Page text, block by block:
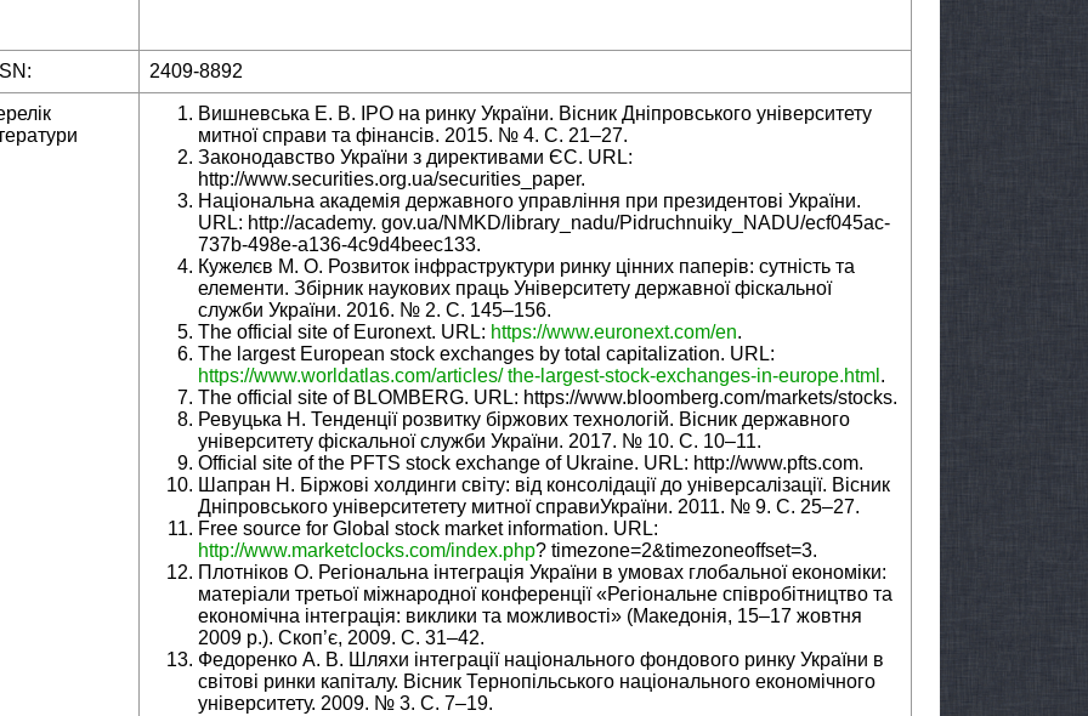
2409-8892
Вишневська Е. В. IPO на ринку України. Вісник Дніпровського університету
митної справи та фінансів. 2015. № 4. С. 21–27.
Законодавство України з директивами ЄС. URL:
http://www.securities.org.ua/securities_paper.
Національна академія державного управління при президентові України.
URL: http://academy. gov.ua/NMKD/library_nadu/Pidruchnuiky_NADU/ecf045ac-
737b-498e-a136-4c9d4beec133.
Кужелєв М. О. Розвиток інфраструктури ринку цінних паперів: сутність та
елементи. Збірник наукових праць Університету державної фіскальної
служби України. 2016. № 2. С. 145–156.
The official site of Euronext. URL: https://www.euronext.com/en.
The largest European stock exchanges by total capitalization. URL:
https://www.worldatlas.com/articles/ the-largest-stock-exchanges-in-europe.html .
The official site of BLOMBERG. URL: https://www.bloomberg.com/markets/stocks.
Ревуцька Н. Тенденції розвитку біржових технологій. Вісник державного
університету фіскальної служби України. 2017. № 10. С. 10–11.
Official site of the PFTS stock exchange of Ukraine. URL: http://www.pfts.com.
Шапран Н. Біржові холдинги світу: від консолідації до універсалізації. Вісник
Дніпровського університетету митної справиУкраїни. 2011. № 9. С. 25–27.
Free source for Global stock market information. URL:
http://www.marketclocks.com/index.php? timezone=2&timezoneoffset=3.
Плотніков О. Регіональна інтеграція України в умовах глобальної економіки:
матеріали третьої міжнародної конференції «Регіональне співробітництво та
економічна інтеграція: виклики та можливості» (Македонія, 15–17 жовтня
2009 р.). Скоп’є, 2009. С. 31–42.
Федоренко А. В. Шляхи інтеграції національного фондового ринку України в
світові ринки капіталу. Вісник Тернопільського національного економічного
університету. 2009. № 3. С. 7–19.